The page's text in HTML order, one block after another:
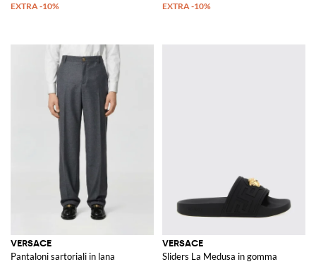
VERSACE
Pantaloni sartoriali in lana
VERSACE
Sliders La Medusa in gomma